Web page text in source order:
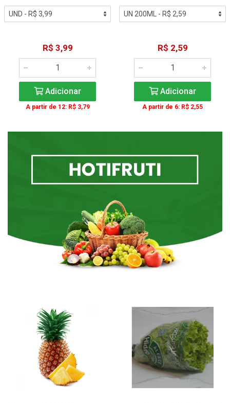
R$ 3,99
Adicionar
A partir de 12: R$ 3,79
R$ 2,59
Adicionar
A partir de 6: R$ 2,55